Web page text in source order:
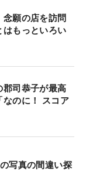
願の店を訪問
はもっといろい
郡司恭子が最高
なのに！ スコア
写真の間違い探